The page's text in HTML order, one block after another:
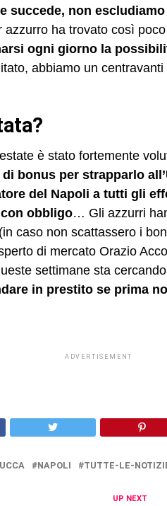
succede, non
ha trovato così
ogni giorno la
abbiamo un
è stato fortemente
bonus per strapparlo
del Napoli a tutti gli
obbligo… Gli azzurri
caso non scattassero i
di mercato Orazio
settimane sta
in prestito se prima
ADVERTISEMENT
NAPOLI TUTTE-LE-
UP NEXT